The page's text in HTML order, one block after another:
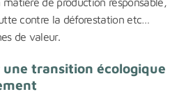
contre la déforestation etc…
de valeur.
une transition écologique